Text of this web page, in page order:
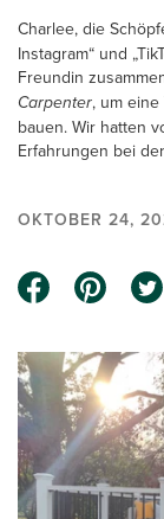
Charlee, die
Instagram“ und
Freundin
Carpenter, um
bauen. Wir hatten
Erfahrungen bei
OKTOBER 24,